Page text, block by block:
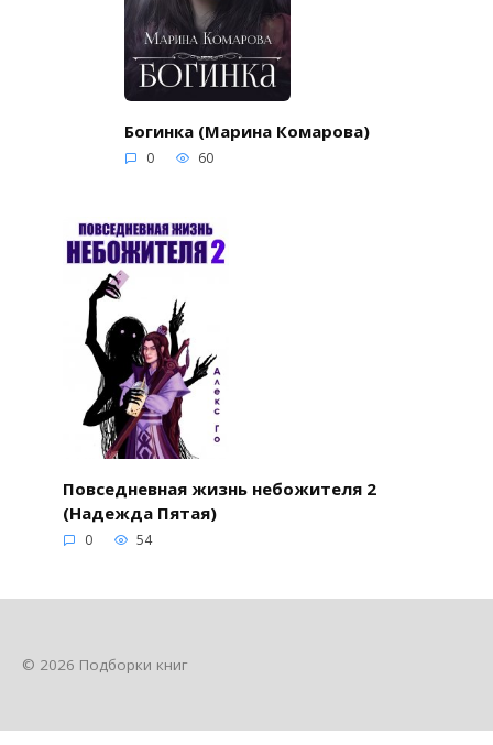
Богинка (Марина Комарова)
0 60
Повседневная жизнь небожителя 2
(Надежда Пятая)
0 54
© 2026 Подборки книг